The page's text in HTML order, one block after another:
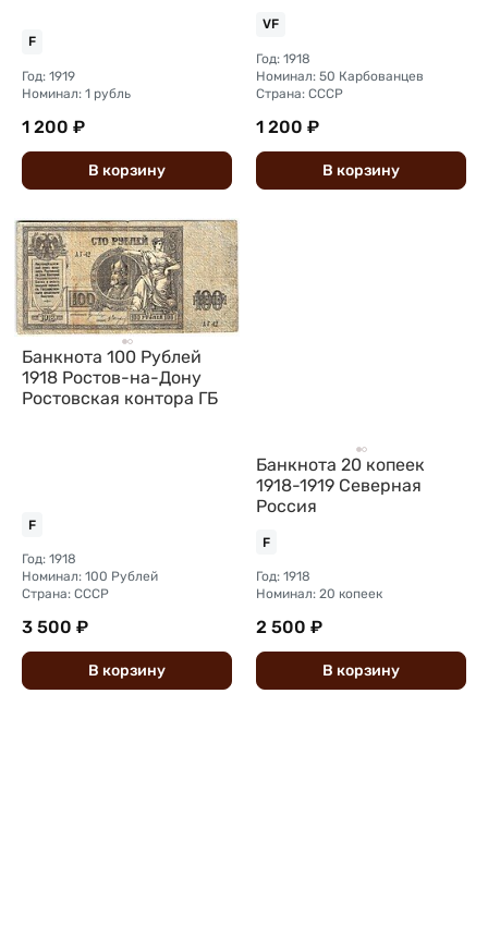
F
Год: 1919
Номинал: 1 рубль
1 200 ₽
В корзину
VF
Год: 1918
Номинал: 50 Карбованцев
Страна: СССР
1 200 ₽
В корзину
Банкнота 100 Рублей
1918 Ростов-на-Дону
Ростовская контора ГБ
F
Год: 1918
Номинал: 100 Рублей
Страна: СССР
3 500 ₽
В корзину
Банкнота 20 копеек
1918-1919 Северная
Россия
F
Год: 1918
Номинал: 20 копеек
2 500 ₽
В корзину